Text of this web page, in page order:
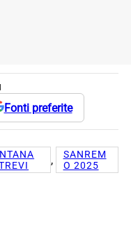
Fonti preferite
,
SANREM
O 2025